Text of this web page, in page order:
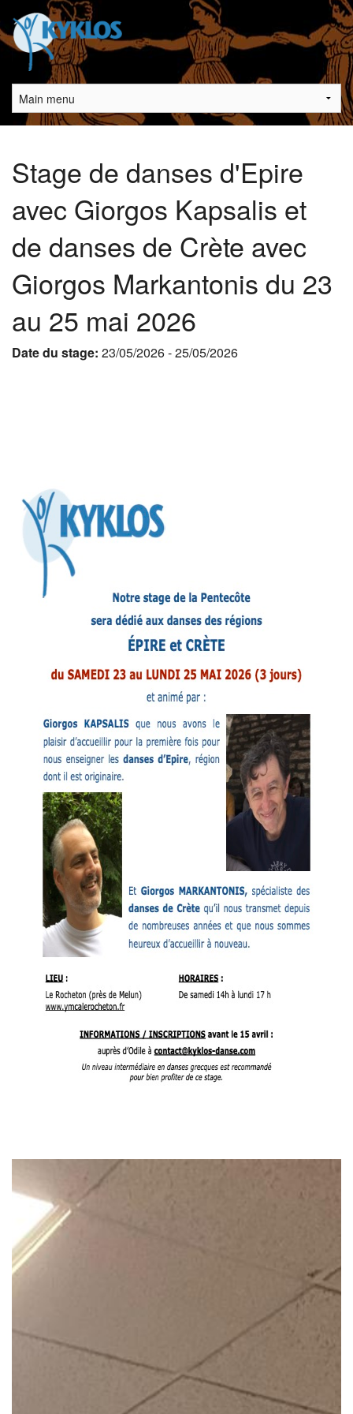
Aller au contenu principal
Main menu
Vous êtes ici
Stage de danses d'Epire
avec Giorgos Kapsalis et
de danses de Crète avec
Giorgos Markantonis du 23
au 25 mai 2026
Date du stage: 23/05/2026-25/05/2026